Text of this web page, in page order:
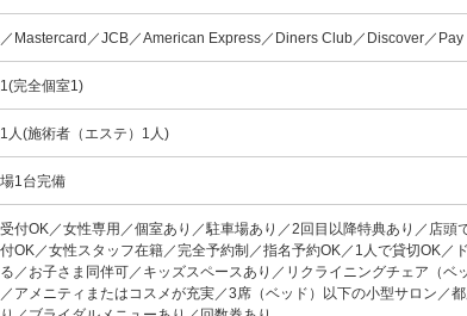
Mastercard／JCB／American Express／Diners Club／Discover／Pay
完全個室1)
人(施術者（エステ）1人)
1台完備
付OK／女性専用／個室あり／駐車場あり／2回目以降特典あり／店頭
OK／女性スタッフ在籍／完全予約制／指名予約OK／1人で貸切OK／
／お子さま同伴可／キッズスペースあり／リクライニングチェア（ベ
アメニティまたはコスメが充実／3席（ベッド）以下の小型サロン／